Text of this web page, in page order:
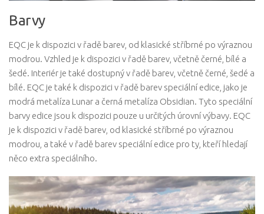
Barvy
EQC je k dispozici v řadě barev, od klasické stříbrné po výraznou
modrou. Vzhled je k dispozici v řadě barev, včetně černé, bílé a
šedé. Interiér je také dostupný v řadě barev, včetně černé, šedé a
bílé. EQC je také k dispozici v řadě barev speciální edice, jako je
modrá metalíza Lunar a černá metalíza Obsidian. Tyto speciální
barvy edice jsou k dispozici pouze u určitých úrovní výbavy. EQC
je k dispozici v řadě barev, od klasické stříbrné po výraznou
modrou, a také v řadě barev speciální edice pro ty, kteří hledají
něco extra speciálního.